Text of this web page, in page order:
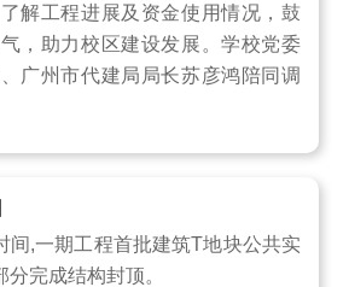
解工程进展及资金使用情况，鼓
，助力校区建设发展。学校党委
广州市代建局局长苏彦鸿陪同调
间,一期工程首批建筑T地块公共实
完成结构封顶。